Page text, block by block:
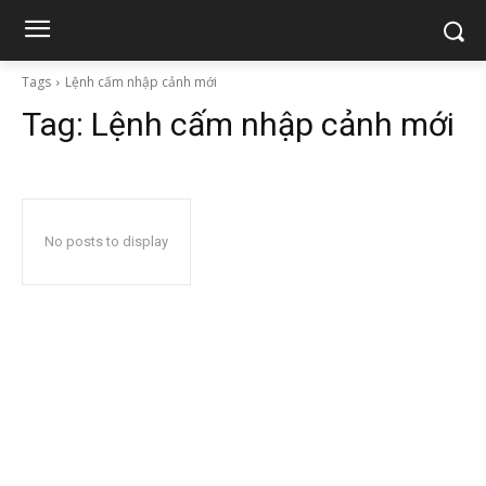
Tags Lệnh cấm nhập cảnh mới
Tag: Lệnh cấm nhập cảnh mới
No posts to display